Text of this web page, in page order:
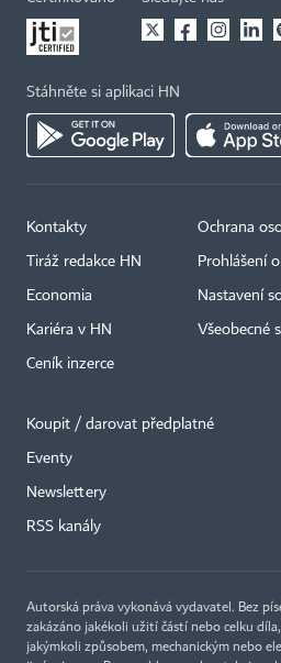
Stáhněte si aplikaci HN
Kontakty
Tiráž redakce HN
Economia
Kariéra v HN
Ceník inzerce
Ochrana
Prohlášení
Nastavení
Všeobecné
Koupit / darovat předplatné
Eventy
Newslettery
RSS kanály
Autorská práva vykonává vydavatel. Bez
zakázáno jakékoli užití částí nebo celku
jakýmkoli způsobem, mechanickým nebo